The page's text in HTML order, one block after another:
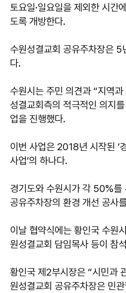
토요일·일요일을 제외한 시간
도록 개방한다.
수원성결교회 공유주차장은 5
다.
수원시는 주민 의견과 “지역
성결교회측의 적극적인 의지
업을 진행했다.
이번 사업은 2018년 시작된 ‘
사업’의 하나다.
경기도와 수원시가 각 50%를
공유주차장의 환경 개선 공사
이날 협약식에는 황인국 수원
원성결교회 담임목사 등이 참
황인국 제2부시장은 “시민과
원성결교회 공유주차장은 민